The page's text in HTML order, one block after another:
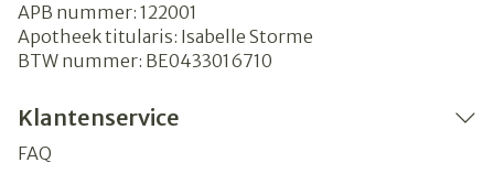
APB nummer: 122001
Apotheek titularis: Isabelle Storme
BTW nummer: BE0433016710
Klantenservice
FAQ